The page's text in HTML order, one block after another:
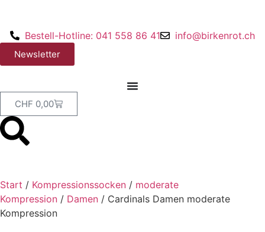
Bestell-Hotline: 041 558 86 41 info@birkenrot.ch
Newsletter
CHF 0,00
Start / Kompressionssocken / moderate
Kompression / Damen / Cardinals Damen moderate
Kompression